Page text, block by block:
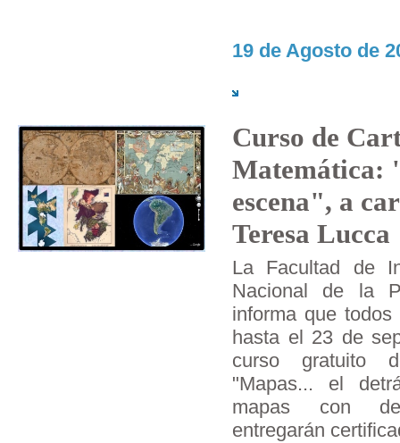
19 de Agosto de
Curso de
Matemática:
escena", a
Teresa Lucca
La Facultad de
Nacional de la
informa que
hasta el 23 de
curso gratuito
"Mapas... el
mapas con
entregarán